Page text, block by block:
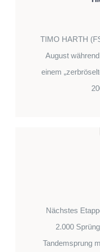
TIMO HARTH
August
einem
Nächstes
2.000
Tandemsprung